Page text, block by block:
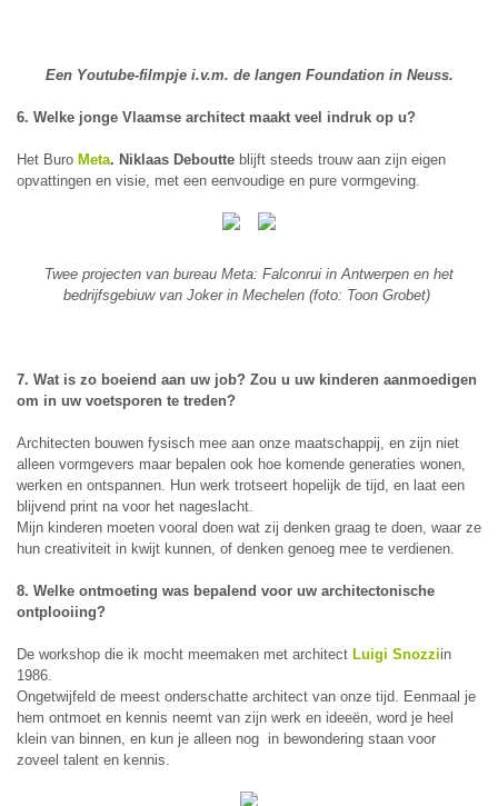
Een Youtube-filmpje i.v.m. de langen Foundation in Neuss.
6. Welke jonge Vlaamse architect maakt veel indruk op u?
Het Buro Meta. Niklaas Deboutte blijft steeds trouw aan zijn eigen
opvattingen en visie, met een eenvoudige en pure vormgeving.
Twee projecten van bureau Meta: Falconrui in Antwerpen en het
bedrijfsgebiuw van Joker in Mechelen (foto: Toon Grobet)
7. Wat is zo boeiend aan uw job? Zou u uw kinderen aanmoedigen
om in uw voetsporen te treden?
Architecten bouwen fysisch mee aan onze maatschappij, en zijn niet
alleen vormgevers maar bepalen ook hoe komende generaties wonen,
werken en ontspannen. Hun werk trotseert hopelijk de tijd, en laat een
blijvend print na voor het nageslacht.
Mijn kinderen moeten vooral doen wat zij denken graag te doen, waar ze
hun creativiteit in kwijt kunnen, of denken genoeg mee te verdienen.
8. Welke ontmoeting was bepalend voor uw architectonische
ontplooiing?
De workshop die ik mocht meemaken met architect Luigi Snozziin
1986.
Ongetwijfeld de meest onderschatte architect van onze tijd. Eenmaal je
hem ontmoet en kennis neemt van zijn werk en ideeën, word je heel
klein van binnen, en kun je alleen nog in bewondering staan voor
zoveel talent en kennis.